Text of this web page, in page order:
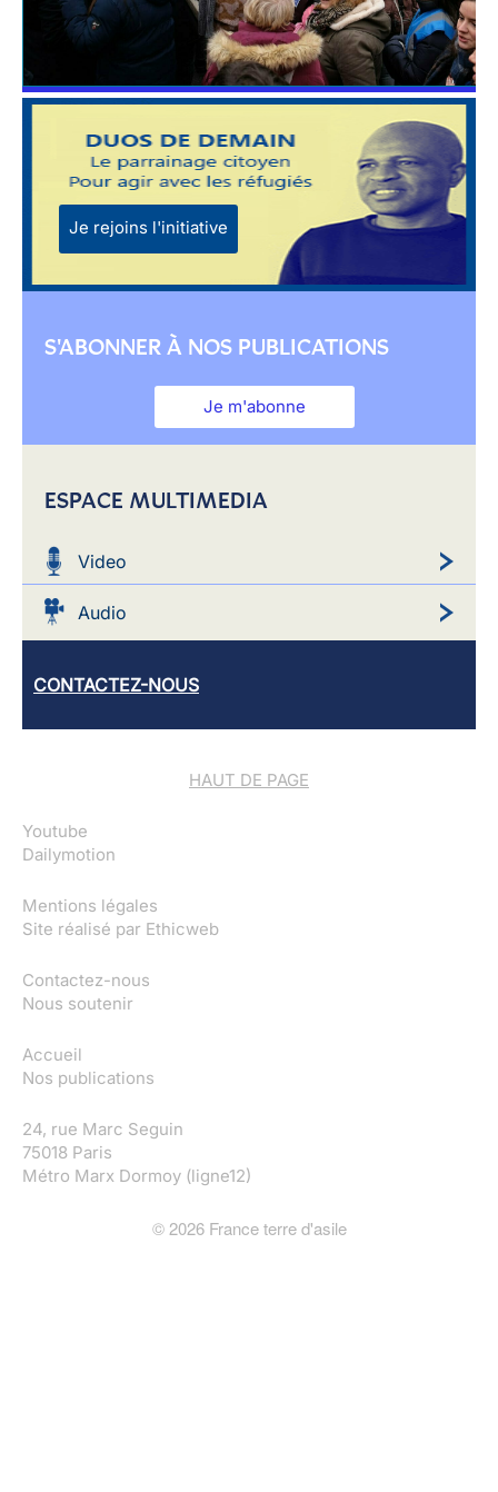
Je rejoins l'initiative
S'ABONNER À NOS PUBLICATIONS
Je m'abonne
ESPACE MULTIMEDIA
Video
Audio
CONTACTEZ-NOUS
HAUT DE PAGE
Youtube
Dailymotion
Mentions légales
Site réalisé par Ethicweb
Contactez-nous
Nous soutenir
Accueil
Nos publications
24, rue Marc Seguin
75018 Paris
Métro Marx Dormoy (ligne12)
© 2026France terre d'asile